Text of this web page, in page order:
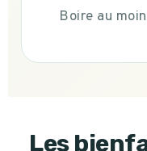
Boire au
Les